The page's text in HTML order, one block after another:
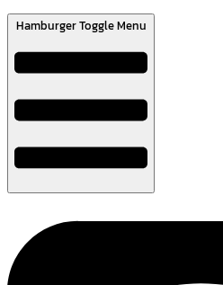
Hamburger Toggle Menu